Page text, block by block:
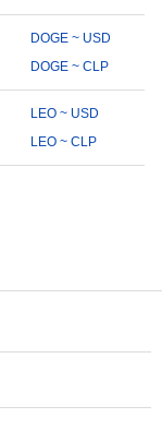
DOGE ~ USD
DOGE ~ CLP
LEO ~ USD
LEO ~ CLP